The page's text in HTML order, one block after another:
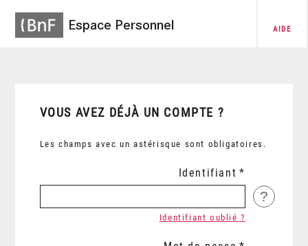
Espace Personnel AIDE
VOUS AVEZ DÉJÀ UN COMPTE ?
Les champs avec un astérisque sont obligatoires.
Identifiant
?
Identifiant oublié ?